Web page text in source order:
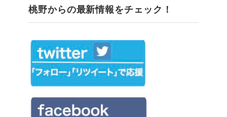
桃野からの最新情報をチェック！